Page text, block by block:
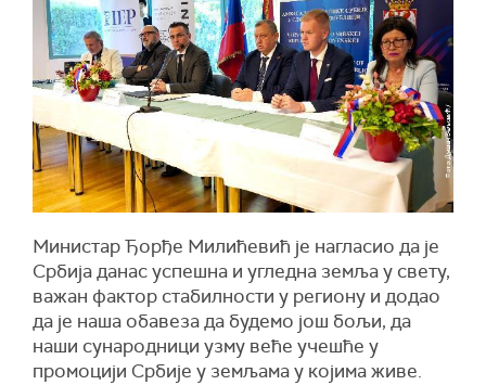
Министар Ђорђе Милићевић је нагласио да је
Србија данас успешна и угледна земља у свету,
важан фактор стабилности у региону и додао
да је наша обавеза да будемо још бољи, да
наши сународници узму веће учешће у
промоцији Србије у земљама у којима живе.